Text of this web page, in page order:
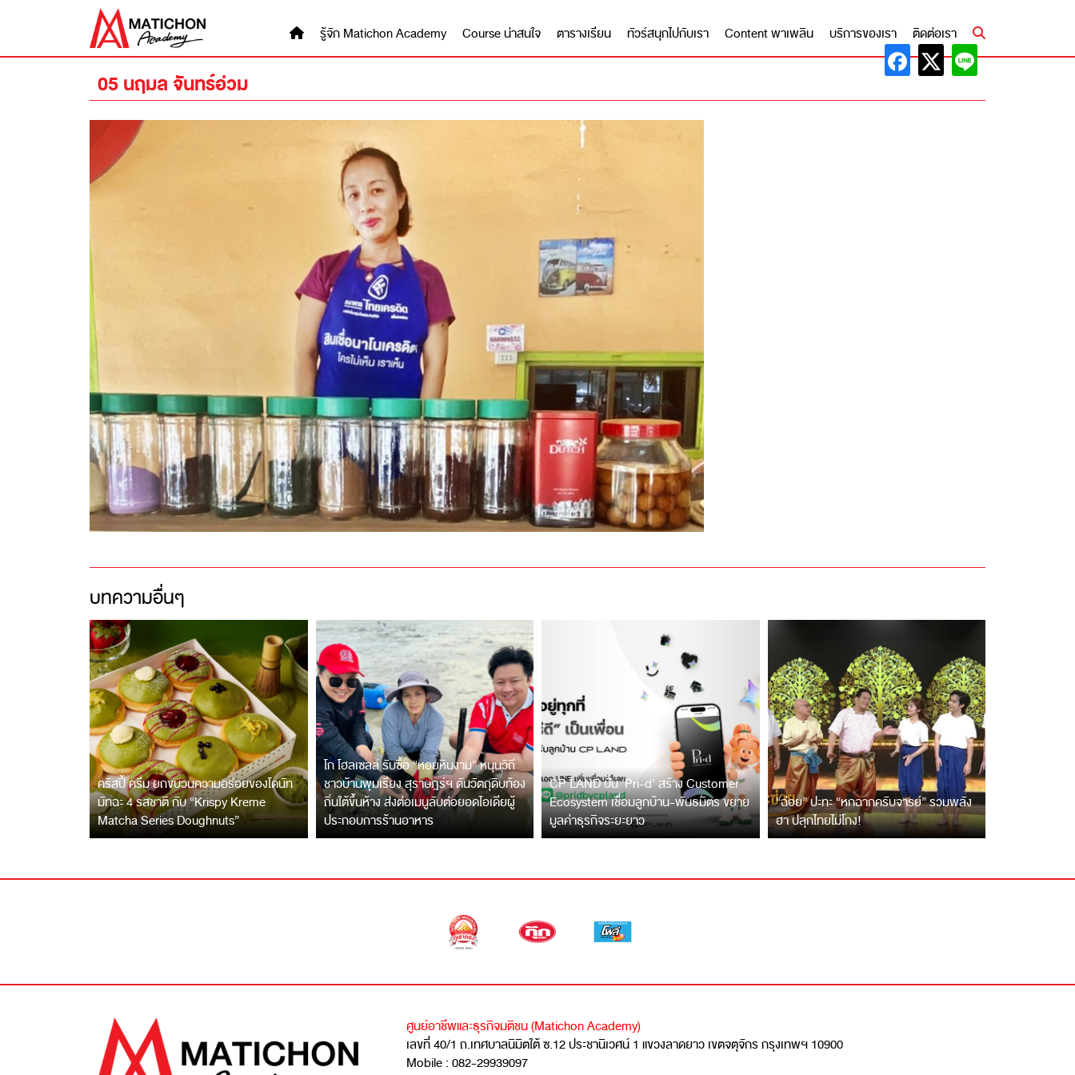
รู้จัก Matichon Academy Course น่าสนใจ ตารางเรียน ทัวร์สนุกไปกับเรา Content พาเพลิน บริการของเรา ติดต่อเรา
05 นฤมล จันทร์อ่วม
บทความอื่นๆ
คริสปี้ ครีม ยกขบวนความอร่อยของโดนัท
มัทฉะ 4 รสชาติ กับ “Krispy Kreme
Matcha Series Doughnuts”
โก โฮลเซลล์ รับซื้อ “หอยหินงาม” หนุนวิถี
ชาวบ้านพุมเรียง สุราษฎร์ฯ ดันวัตถุดิบท้อง
ถิ่นใต้ขึ้นห้าง ส่งต่อเมนูลับต่อยอดไอเดียผู้
ประกอบการร้านอาหาร
CP LAND ปั้น ‘Pri-d’ สร้าง Customer
Ecosystem เชื่อมลูกบ้าน-พันธมิตร ขยาย
มูลค่าธุรกิจระยะยาว
“ฉ่อย” ปะทะ “หกฉากครับจารย์” รวมพลัง
ฮา ปลุกไทยไม่โกง!
ศูนย์อาชีพและธุรกิจมติชน (Matichon Academy)
เลขที่ 40/1 ถ.เทศบาลนิมิตใต้ ซ.12 ประชานิเวศน์ 1 แขวงลาดยาว เขตจตุจักร กรุงเทพฯ 10900
Mobile : 082-29939097